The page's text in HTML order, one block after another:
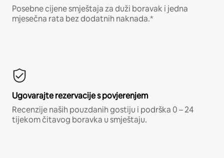
Posebne cijene smještaja za duži boravak i jedna
mjesečna rata bez dodatnih naknada.*
Ugovarajte rezervacije s povjerenjem
Recenzije naših pouzdanih gostiju i podrška 0 – 24
tijekom čitavog boravka u smještaju.